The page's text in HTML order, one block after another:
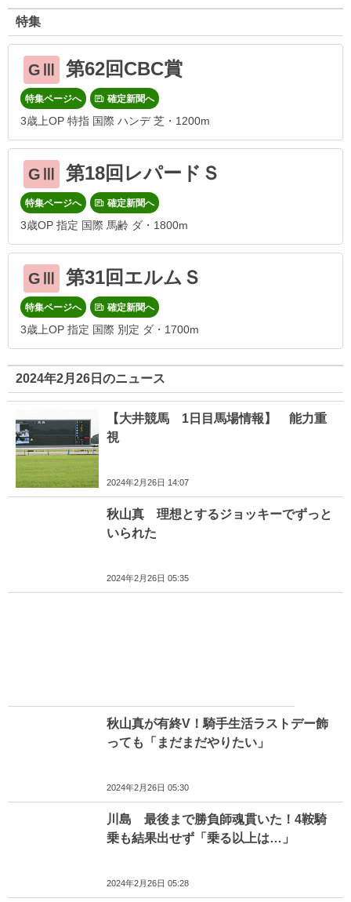
特集
GⅢ 第62回CBC賞
特集ページへ 確定新聞へ
3歳上OP 特指 国際 ハンデ 芝・1200m
GⅢ 第18回レパードＳ
特集ページへ 確定新聞へ
3歳OP 指定 国際 馬齢 ダ・1800m
GⅢ 第31回エルムＳ
特集ページへ 確定新聞へ
3歳上OP 指定 国際 別定 ダ・1700m
2024年2月26日のニュース
【大井競馬 1日目馬場情報】 能力重
視
2024年2月26日 14:07
秋山真 理想とするジョッキーでずっと
いられた
2024年2月26日 05:35
秋山真が有終V！騎手生活ラストデー飾
っても「まだまだやりたい」
2024年2月26日 05:30
川島 最後まで勝負師魂貫いた！4鞍騎
乗も結果出せず「乗る以上は…」
2024年2月26日 05:28